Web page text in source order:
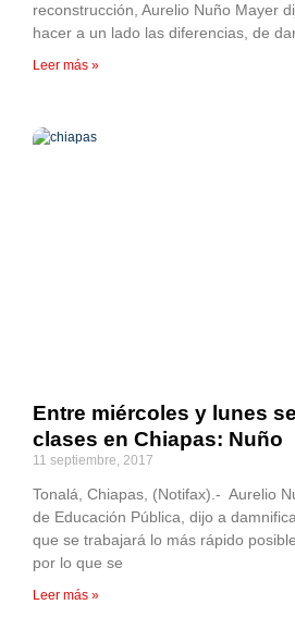
reconstrucción, Aurelio Nuño Mayer
hacer a un lado las diferencias, de
Leer más »
Entre miércoles y lunes
clases en Chiapas: Nuño
11 septiembre, 2017
Tonalá, Chiapas, (Notifax).- Aurelio
de Educación Pública, dijo a
que se trabajará lo más rápido
por lo que se
Leer más »